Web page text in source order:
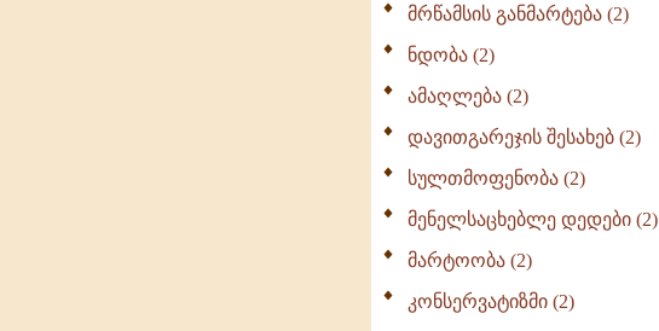
მრწამსის განმარტება (2)
ნდობა (2)
ამაღლება (2)
დავითგარეჯის შესახებ (2)
სულთმოფენობა (2)
მენელსაცხებლე დედები (2)
მარტოობა (2)
კონსერვატიზმი (2)